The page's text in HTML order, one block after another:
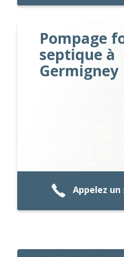
Pompage
septique à
Germigney
Appelez